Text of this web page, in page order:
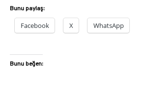
Bunu paylaş:
Facebook X WhatsApp
Bunu beğen: